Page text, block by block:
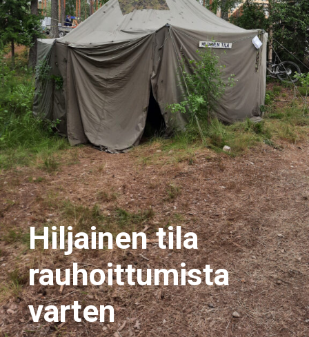
Hiljainen tila
rauhoittumista
varten